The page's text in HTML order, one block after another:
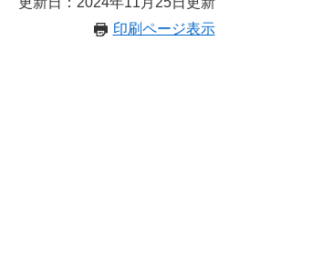
印刷ページ表示